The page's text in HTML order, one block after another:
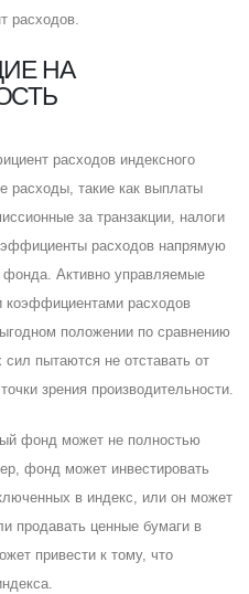
расходов.
НА
расходов индексного
расходы, такие как выплаты
за транзакции, налоги
расходов напрямую
Активно управляемые
расходов
положении по сравнению
пытаются не отставать от
зрения производительности.
фонд может не полностью
фонд может инвестировать
в индекс, или он может
продавать ценные бумаги в
привести к тому, что